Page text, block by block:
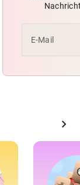
E-Mail
chevron_right